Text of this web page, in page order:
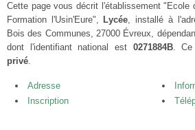
Cette page vous décrit l'établissement "Ecole
Formation l'Usin'Eure", Lycée, installé à
Bois des Communes, 27000 Évreux,
dont l'identifiant national est 0271884B. Ce
privé.
Adresse
Inscription